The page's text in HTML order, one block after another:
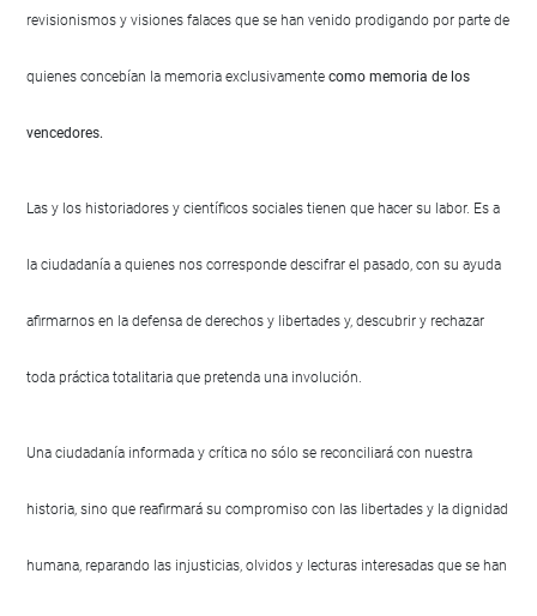
revisionismos y visiones falaces que se han venido prodigando por parte de
quienes concebían la memoria exclusivamentecomo memoria de los
vencedores.
Las y los historiadores y científicos sociales tienen que hacer su labor. Es a
la ciudadanía a quienes nos corresponde descifrar el pasado, con su ayuda
afirmarnos en la defensa de derechos y libertades y, descubrir y rechazar
toda práctica totalitaria que pretenda una involución.
Una ciudadanía informada y crítica no sólo se reconciliará con nuestra
historia, sino que reafirmará su compromiso con las libertades y la dignidad
humana, reparando las injusticias, olvidos y lecturas interesadas que se han